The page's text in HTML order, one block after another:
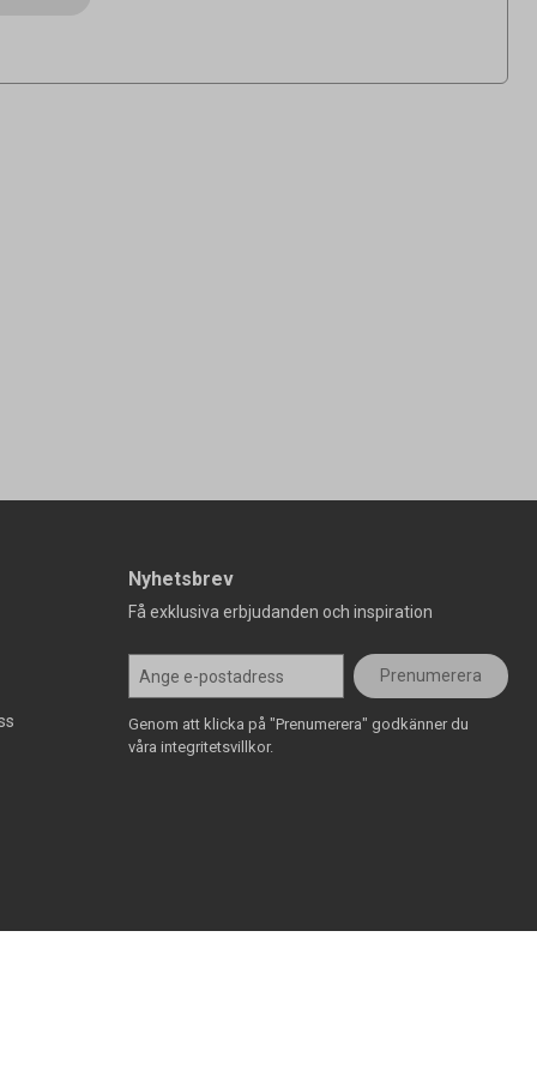
Nyhetsbrev
Få exklusiva erbjudanden och inspiration
Prenumerera
Genom att klicka på "Prenumerera" godkänner du
våra integritetsvillkor.